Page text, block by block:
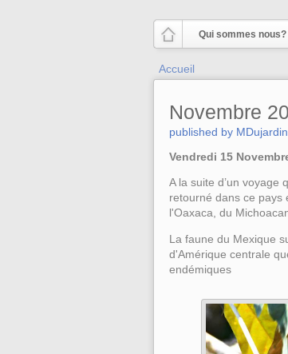
Qui sommes nous?
Vous êtes ici
Accueil
Novembre
published by MDujardin
Vendredi 15
A la suite d’un voyage
retourné dans ce pays
l'Oaxaca, du
La faune du Mexique
d'Amérique centrale
endémiques